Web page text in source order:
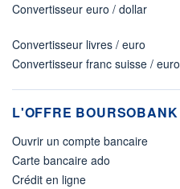
Convertisseur euro / dollar
Convertisseur livres / euro
Convertisseur franc suisse / euro
L'OFFRE BOURSOBANK
Ouvrir un compte bancaire
Carte bancaire ado
Crédit en ligne